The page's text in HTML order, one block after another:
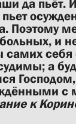
да пьёт.
Поэтому
и
себя
а
с
к